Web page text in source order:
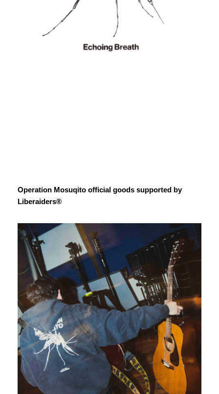
Operation Mosuqito official goods supported by
Liberaiders®